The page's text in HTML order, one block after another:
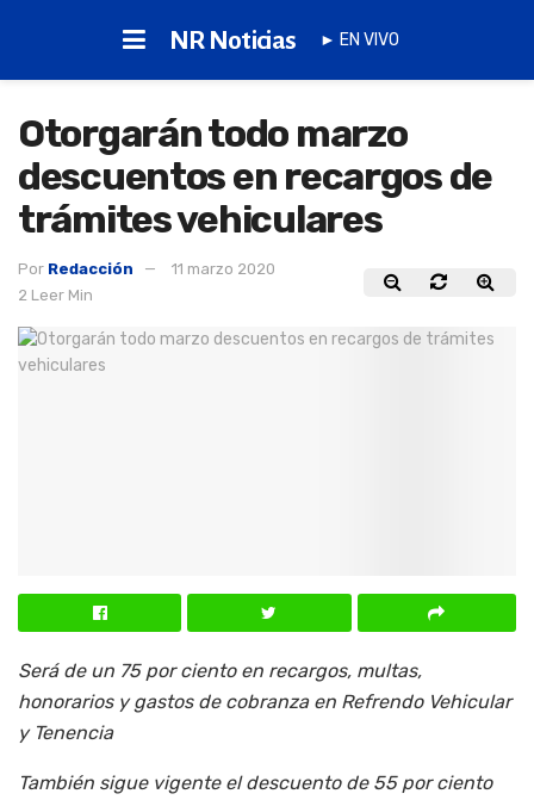
NR Noticias ► EN VIVO
Otorgarán todo marzo
descuentos en recargos de
trámites vehiculares
Por Redacción
11 marzo 2020
2 Leer Min
Será de un 75 por ciento en recargos, multas,
honorarios y gastos de cobranza en Refrendo Vehicular
y Tenencia
También sigue vigente el descuento de 55 por ciento